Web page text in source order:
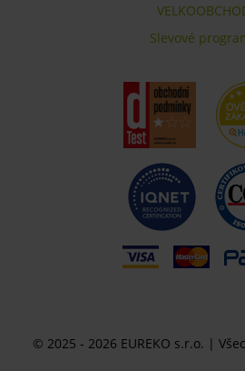
Slevové
© 2025 - 2026 EUREKO s.r.o. |